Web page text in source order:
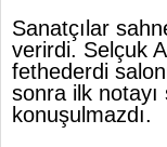
Sanatçılar
verirdi. Selçuk
fethederdi
sonra ilk
konuşulmazdı.